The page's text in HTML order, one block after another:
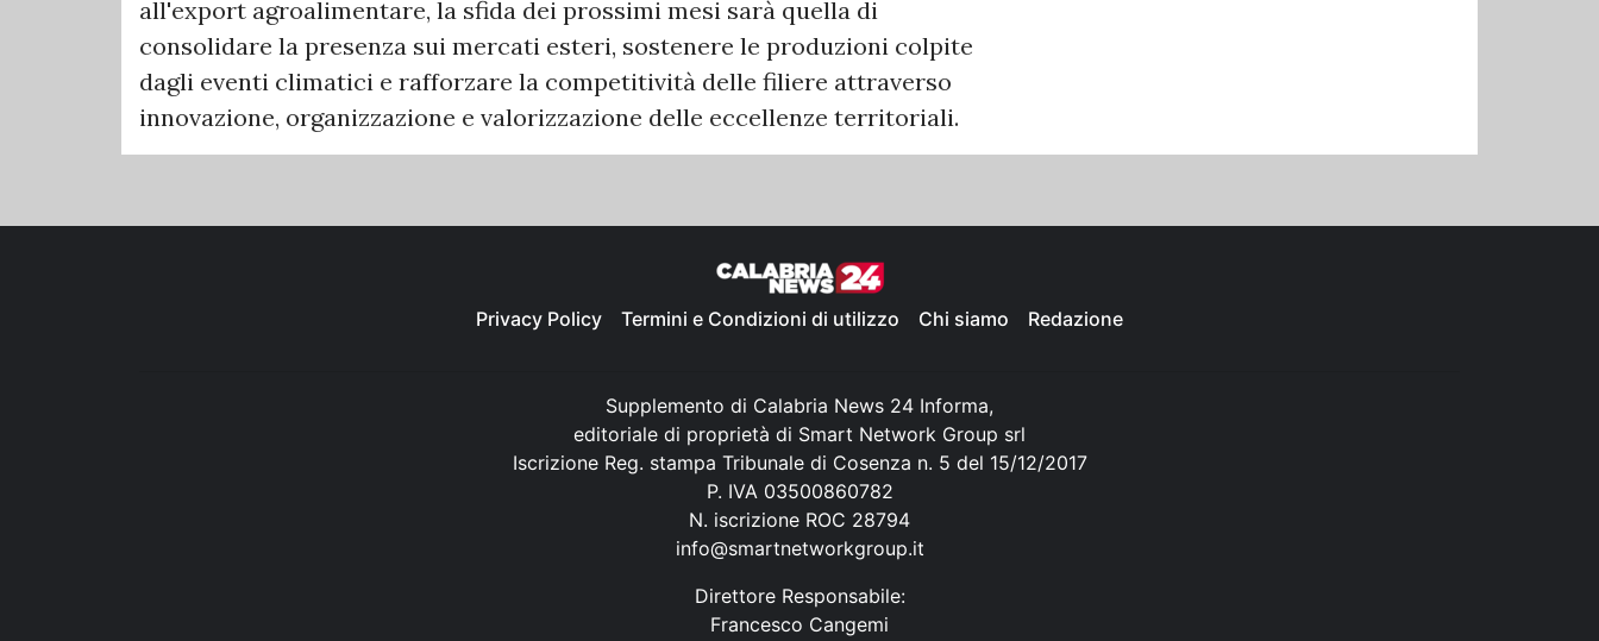
all'export agroalimentare, la sfida dei prossimi mesi sarà quella di
consolidare la presenza sui mercati esteri, sostenere le produzioni colpite
dagli eventi climatici e rafforzare la competitività delle filiere attraverso
innovazione, organizzazione e valorizzazione delle eccellenze territoriali.
Privacy Policy Termini e Condizioni di utilizzo Chi siamo Redazione
Supplemento di Calabria News 24 Informa,
editoriale di proprietà di Smart Network Group srl
Iscrizione Reg. stampa Tribunale di Cosenza n. 5 del 15/12/2017
P. IVA 03500860782
N. iscrizione ROC 28794
info@smartnetworkgroup.it
Direttore Responsabile:
Francesco Cangemi